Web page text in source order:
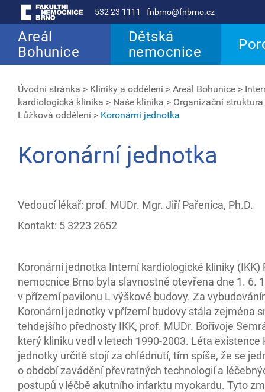
532 23 1111 fnbrno@fnbrno.cz
Areál
Bohunice
Dětská
nemocnice
Úvodní stránka > Kliniky a oddělení > Areál Bohunice >
kardiologická klinika > Naše klinika > Organizační struktura
Lůžková oddělení > Koronární jednotka
Koronární jednotka
Vedoucí lékař: prof. MUDr. Mgr. Jiří Pařenica, Ph.D.
Kontakt: 5 3223 2652
Koronární jednotka Interní kardiologické kliniky (IKK)
nemocnice Brno byla slavnostně otevřena dne 1. 6.
v přízemí pavilonu L výškové budovy. Za
Koronární jednotky v přízemí budovy stála zejména
tehdejšího přednosty IKK, prof. MUDr. Bořivoje
který kliniku vedl v letech 1990-2003. Léta existence
jednotky určitě stojí za ohlédnutí, tím spíše, že se
o období zavádění převratných technologií a
postupů v léčbě akutního infarktu myokardu. Tyto